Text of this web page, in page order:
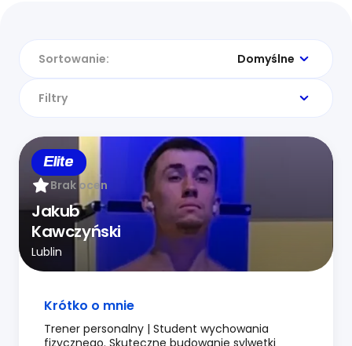
Sortowanie: Domyślne
Filtry
Elite
Brak ocen
Jakub
Kawczyński
Lublin
Krótko o mnie
Trener personalny | Student wychowania
fizycznego. Skuteczne budowanie sylwetki